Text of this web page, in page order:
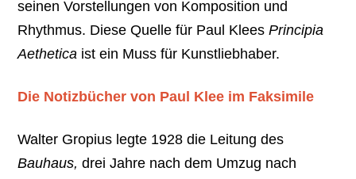
seinen Vorstellungen von Komposition und
Rhythmus. Diese Quelle für Paul KleesPrincipia
Aethetica ist ein Muss für Kunstliebhaber.
Die Notizbücher von Paul Klee im Faksimile
Walter Gropius legte 1928 die Leitung des
Bauhaus,drei Jahre nach dem Umzug nach